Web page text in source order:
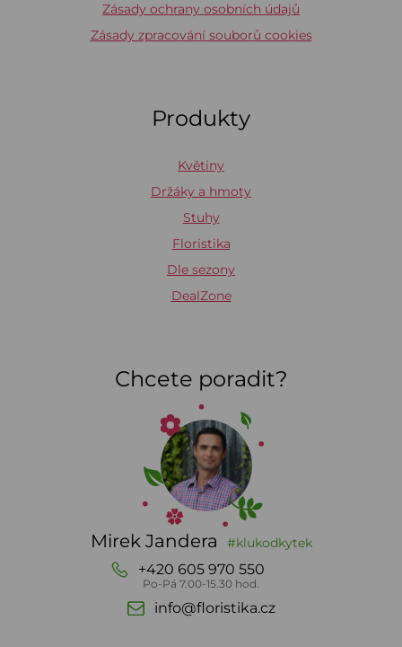
Zásady ochrany osobních údajů
Zásady zpracování souborů cookies
Produkty
Květiny
Držáky a hmoty
Stuhy
Floristika
Dle sezony
DealZone
Chcete poradit?
Mirek Jandera #klukodkytek
+420 605 970 550
Po-Pá 7.00-15.30 hod.
info@floristika.cz